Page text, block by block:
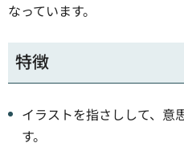
なっています。
特徴
イラストを指さしして、意
す。